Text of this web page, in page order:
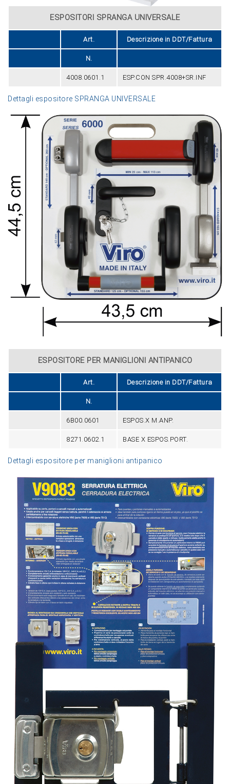
ESPOSITORI SPRANGA UNIVERSALE
Art. Descrizione in DDT/Fattura
N.
4008.0601.1 ESP.CON SPR.4008+SR.INF
Dettagli espositore SPRANGA UNIVERSALE
ESPOSITORE PER MANIGLIONI ANTIPANICO
Art. Descrizione in DDT/Fattura
N.
6B00.0601 ESPOS.X M.ANP.
8271.0602.1 BASE X ESPOS.PORT.
Dettagli espositore per maniglioni antipanico